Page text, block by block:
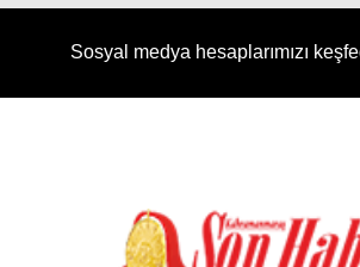
Sosyal medya hesaplarımızı